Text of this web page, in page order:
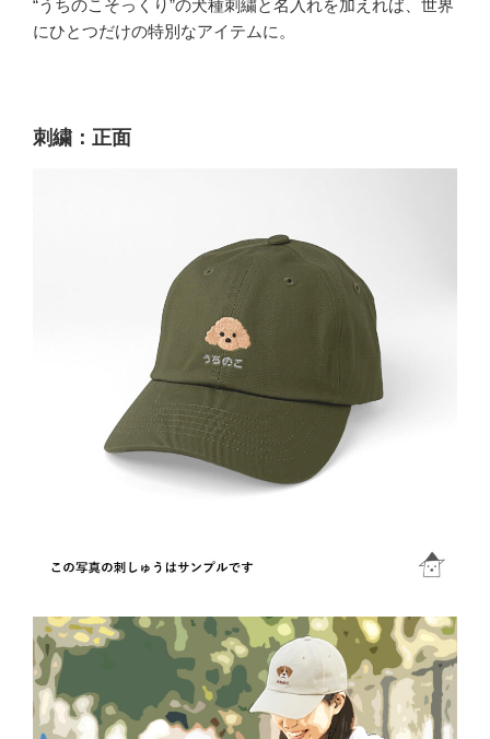
“うちのこそっくり”の犬種刺繍と名入れを加えれば、世界
にひとつだけの特別なアイテムに。
刺繍：正面